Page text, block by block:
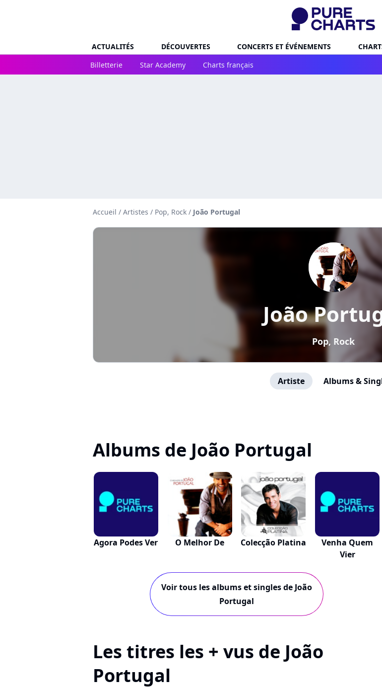
ACTUALITÉS DÉCOUVERTES CONCERTS ET ÉVÉNEMENTS
Billetterie
Star Academy Charts français
Accueil / Artistes / Pop, Rock / João Portugal
João
Pop, Rock
Artiste Albums &
Albums de João Portugal
Agora Podes Ver O Melhor De Colecção Platina
Venha Quem
Vier
Voir tous les albums et singles de João
Portugal
Les titres les + vus de João
Portugal